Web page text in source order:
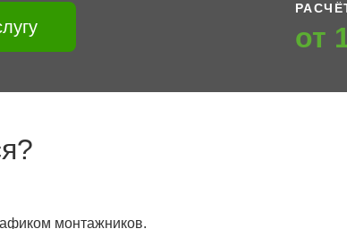
от
монтажников.